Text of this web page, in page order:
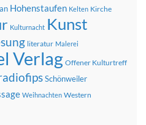
Hohenstaufen Kelten Kirche
Kulturnacht Kunst
literatur Malerei
Verlag Offener Kulturtreff
Schönweiler
Weihnachten Western